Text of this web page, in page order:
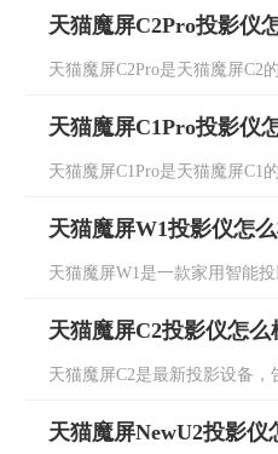
天猫魔屏C2Pro投影仪
天猫魔屏C2Pro是天猫魔屏C2
天猫魔屏C1Pro投影仪
天猫魔屏C1Pro是天猫魔屏C1
天猫魔屏W1投影仪怎
天猫魔屏W1是一款家用智能
天猫魔屏C2投影仪怎
天猫魔屏C2是最新投影设备
天猫魔屏NewU2投影